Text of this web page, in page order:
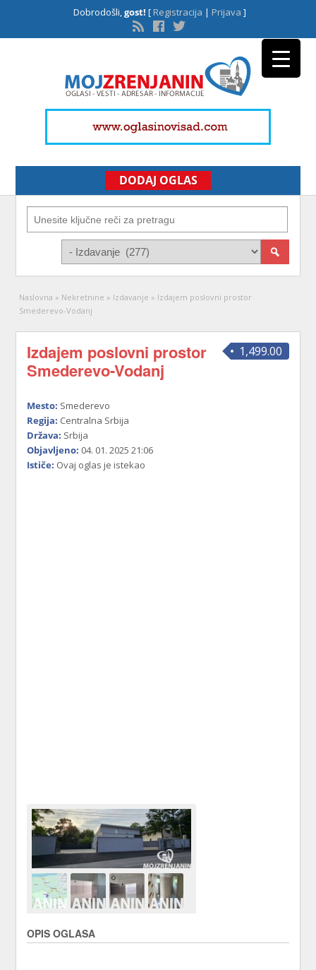
Dobrodošli,gost! [Registracija | Prijava ]
DODAJ OGLAS
Naslovna » Nekretnine » Izdavanje » Izdajem poslovni prostor
Smederevo-Vodanj
1,499.00
Izdajem poslovni prostor
Smederevo-Vodanj
Mesto: Smederevo
Regija: Centralna Srbija
Država: Srbija
Objavljeno: 04. 01. 2025 21:06
Ističe: Ovaj oglas je istekao
OPIS OGLASA